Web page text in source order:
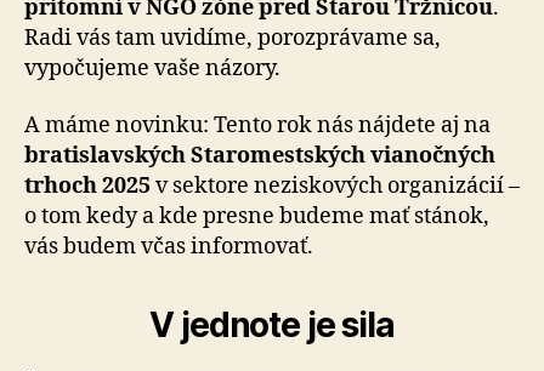
prítomní v NGO zóne pred Starou Tržnicou.
Radi vás tam uvidíme, porozprávame sa,
vypočujeme vaše názory.
A máme novinku: Tento rok nás nájdete aj na
bra­tis­lav­ských Staromestských vianočných
trhoch 2025 v sek­to­re neziskových organizácií –
o tom kedy a kde presne bu­de­me mať stánok,
vás budem včas informovať.
V jednote je sila